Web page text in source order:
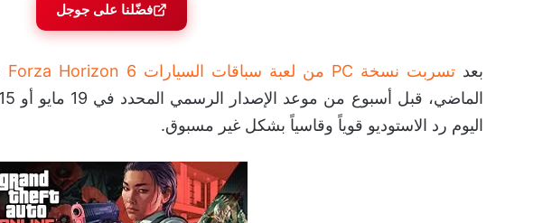
فضّلنا على جوجل
بعدتسربت نسخة PC من لعبة سباقات السيارات Forza Horizon 6
اليوم رد الاستوديو قوياً وقاسياً بشكل غير مسبوق.